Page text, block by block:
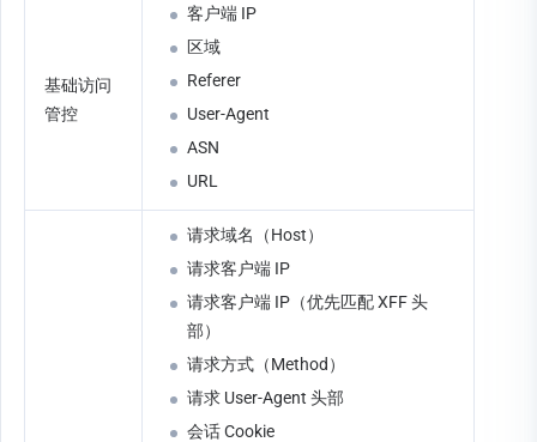
基础访问
管控
客户端 IP
区域
Referer
User-Agent
ASN
URL
请求域名（Host）
请求客户端 IP
请求客户端 IP（优先匹配 XFF 头
部）
请求方式（Method）
请求 User-Agent 头部
会话 Cookie